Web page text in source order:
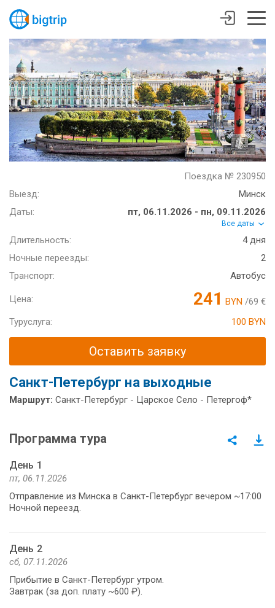
Поездка № 230950
Выезд:
Минск
Даты:
пт, 06.11.2026 - пн, 09.11.2026
Все даты
Длительность:
4 дня
Ночные переезды:
2
Транспорт:
Автобус
Цена: 241 BYN /69 €
Туруслуга:
100 BYN
Оставить заявку
Санкт-Петербург на выходные
Маршрут: Санкт-Петербург - Царское Село - Петергоф*
Программа тура
День 1
пт, 06.11.2026
Отправление из Минска в Санкт-Петербург вечером ~17:00
Ночной переезд.
День 2
сб, 07.11.2026
Прибытие в Санкт-Петербург утром.
Завтрак (за доп. плату ~600 ₽).